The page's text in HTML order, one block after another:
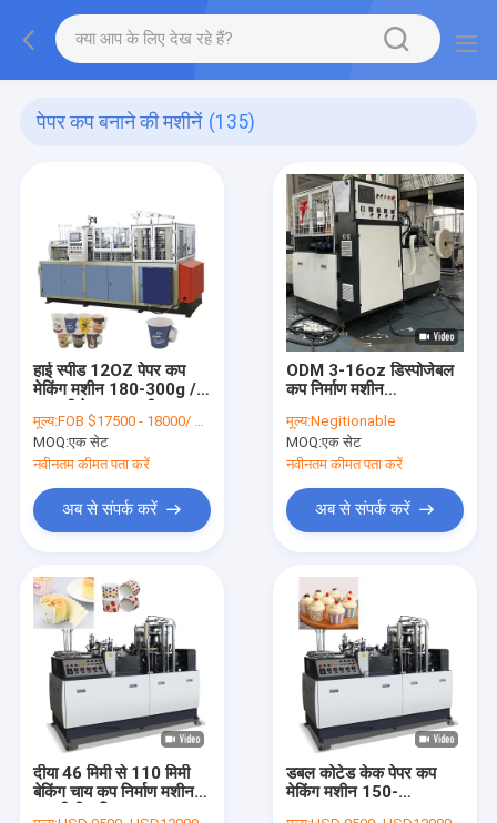
पेपर कप बनाने की मशीनें (135)
हाई स्पीड 12OZ पेपर कप
मेकिंग मशीन 180-300g /
मूल्य:FOB $17500 - 18000/ Set
MOQ:एक सेट
नवीनतम कीमत पता करें
अब से संपर्क करें
ODM 3-16oz डिस्पोजेबल
कप निर्माण मशीन
मूल्य:Negitionable
MOQ:एक सेट
नवीनतम कीमत पता करें
अब से संपर्क करें
दीया 46 मिमी से 110 मिमी
बेकिंग चाय कप निर्माण मशीन
डबल कोटेड केक पेपर कप
मेकिंग मशीन 150-